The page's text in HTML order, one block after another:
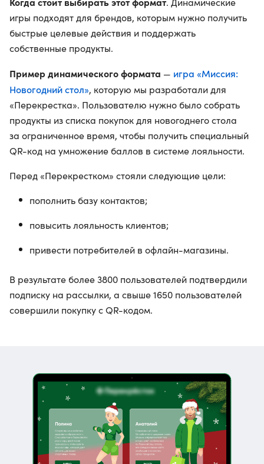
игры подходят для брендов, которым нужно получить
быстрые целевые действия и поддержать
собственные продукты.
Пример динамического формата — игра «Миссия:
Новогодний стол», которую мы разработали для
«Перекрестка». Пользователю нужно было собрать
продукты из списка покупок для новогоднего стола
за ограниченное время, чтобы получить специальный
QR-код на умножение баллов в системе лояльности.
Перед «Перекрестком» стояли следующие цели:
пополнить базу контактов;
повысить лояльность клиентов;
привести потребителей в офлайн-магазины.
В результате более 3800 пользователей подтвердили
подписку на рассылки, а свыше 1650 пользователей
совершили покупку с QR-кодом.